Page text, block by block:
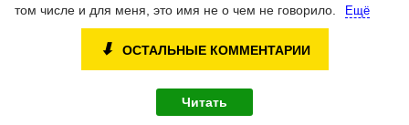
том числе и для меня, это имя не о чем не говорило.
Ещё
⬇ ОСТАЛЬНЫЕ КОММЕНТАРИИ
Читать